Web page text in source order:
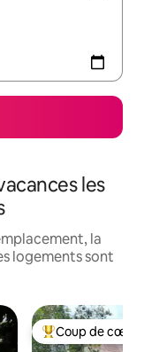
les
la
logements sont
aimésCoup de cœur
Coup de cœur